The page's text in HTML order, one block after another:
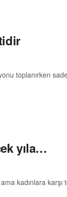
toplanırken
yıla…
kadınlara